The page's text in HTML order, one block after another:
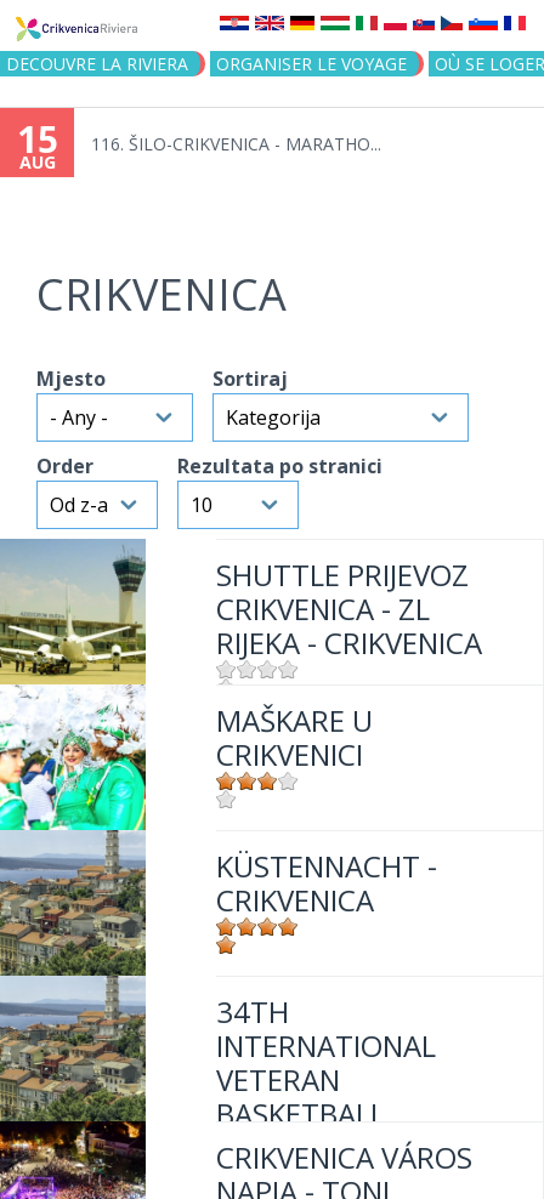
Jump to navigation
DECOUVRE LA RIVIERA ORGANISER LE VOYAGE OÙ SE LOGER
15
AUG
116. ŠILO-CRIKVENICA - MARATHO...
CRIKVENICA
Mjesto Sortiraj
Order Rezultata po stranici
SHUTTLE PRIJEVOZ
CRIKVENICA - ZL
RIJEKA - CRIKVENICA
Mjesto:Mjesto: Crikvenica
MAŠKARE U
CRIKVENICI
KÜSTENNACHT -
CRIKVENICA
34TH
INTERNATIONAL
VETERAN
BASKETBALL
TOURNAMENT "OLD
STARS ZAGREB
CRIKVENICA VÁROS